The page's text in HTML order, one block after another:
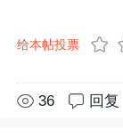
给本帖投票
36 回复